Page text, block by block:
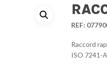
REF:
Raccord
ISO 7241-A